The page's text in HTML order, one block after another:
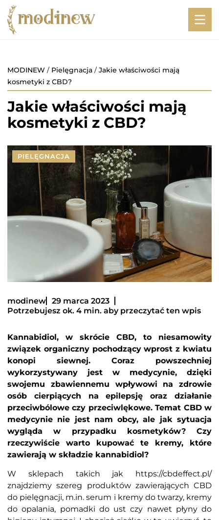
MODINEW / Pielęgnacja / Jakie właściwości mają
kosmetyki z CBD?
Jakie właściwości mają
kosmetyki z CBD?
PIELĘGNACJA
modinew
29 marca 2023
Potrzebujesz ok. 4 min. aby przeczytać ten wpis
Kannabidiol, w skrócie CBD, to niesamowity
związek organiczny pochodzący wprost z kwiatu
konopi siewnej. Coraz powszechniej
wykorzystywany jest w medycynie, dzięki
swojemu zbawiennemu wpływowi na zdrowie
osób cierpiących na epilepsję oraz działanie
przeciwbólowe czy przeciwlękowe. Temat CBD w
medycynie nie jest nam obcy, ale jak sytuacja
wygląda w przypadku kosmetyków? Czy
rzeczywiście warto kupować te kremy, które
zawierają w składzie kannabidiol?
W sklepach takich jak https://cbdeffect.pl/
znajdziemy szereg produktów zawierających CBD
do pielęgnacji, m.in. serum i kremy do twarzy, kremy
do opalania, pomadki do ust czy nawet płyny do